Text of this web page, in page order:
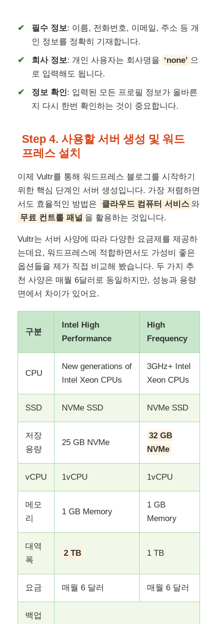
필수 정보: 이름, 전화번호, 이메일, 주소 등 개
인 정보를 정확히 기재합니다.
회사 정보: 개인 사용자는 회사명을 ‘none’ 으
로 입력해도 됩니다.
정보 확인: 입력된 모든 프로필 정보가 올바른
지 다시 한번 확인하는 것이 중요합니다.
Step 4. 사용할 서버 생성 및 워드
프레스 설치
이제 Vultr를 통해 워드프레스 블로그를 시작하기
위한 핵심 단계인 서버 생성입니다. 가장 저렴하면
서도 효율적인 방법은
클라우드 컴퓨터 서비스 와
무료 컨트롤 패널 을 활용하는 것입니다.
Vultr는 서버 사양에 따라 다양한 요금제를 제공하
는데요, 워드프레스에 적합하면서도 가성비 좋은
옵션들을 제가 직접 비교해 봤습니다. 두 가지 추
천 사양은 매월 6달러로 동일하지만, 성능과 용량
면에서 차이가 있어요.
구분
Intel High
Performance
High
Frequency
CPU
New generations of
Intel Xeon CPUs
3GHz+ Intel
Xeon CPUs
SSD NVMe SSD NVMe SSD
저장
용량
25 GB NVMe
32 GB
NVMe
vCPU 1vCPU 1vCPU
메모
리
1 GB Memory
1 GB
Memory
대역
폭
2 TB 1 TB
요금 매월 6 달러 매월 6 달러
백업